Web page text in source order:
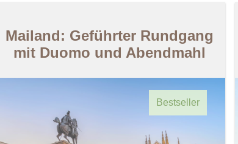
Mailand: Geführter Rundgang
mit Duomo und Abendmahl
Bestseller